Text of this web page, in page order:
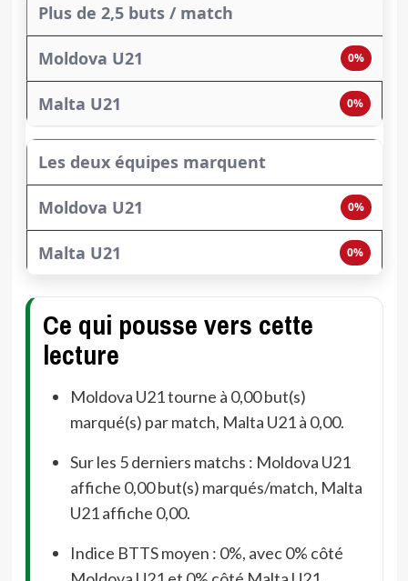
Plus de 2,5 buts / match
0%
0%
Les deux équipes marquent
0%
0%
Ce qui pousse vers cette
lecture
Moldova U21 tourne à 0,00 but(s)
marqué(s) par match, Malta U21 à 0,00.
Sur les 5 derniers matchs : Moldova U21
affiche 0,00 but(s) marqués/match, Malta
U21 affiche 0,00.
Indice BTTS moyen : 0%, avec 0% côté